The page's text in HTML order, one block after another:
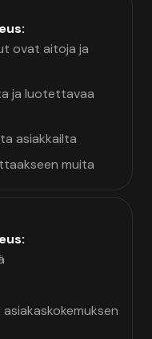
ovat aitoja ja
ja luotettavaa
asiakkailta
muita